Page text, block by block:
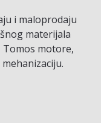
i maloprodaju
materijala
Tomos motore,